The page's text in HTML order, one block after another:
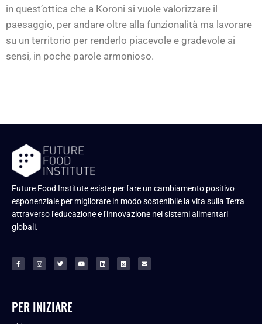
in quest’ottica che a Koroni si vuole valorizzare il
paesaggio, per andare oltre alla funzionalità ma lavorare
su un territorio per renderlo piacevole e gradevole ai
sensi, in poche parole armonioso.
Future Food Institute esiste per fare un cambiamento positivo
esponenziale per migliorare in modo sostenibile la vita sulla Terra
attraverso l'educazione e l'innovazione nei sistemi alimentari
globali.
PER INIZIARE